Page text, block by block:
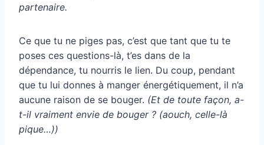
partenaire.
Ce que tu ne piges pas, c’est que tant que tu te
poses ces questions-là, t’es dans de la
dépendance, tu nourris le lien. Du coup, pendant
que tu lui donnes à manger énergétiquement, il n’a
aucune raison de se bouger. (Et de toute façon, a-
t-il vraiment envie de bouger ? (aouch, celle-là
pique…))